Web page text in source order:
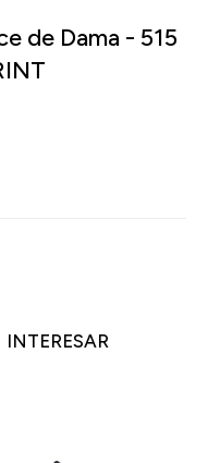
de Dama - 515
INTERESAR